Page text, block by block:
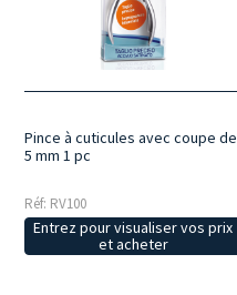
Pince à cuticules avec coupe de
5 mm 1 pc
Réf: RV100
Entrez pour visualiser vos prix
et acheter